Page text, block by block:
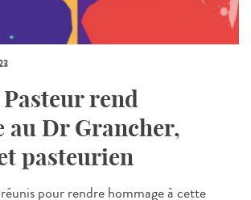
rend
au Dr Grancher,
pasteurien
pour rendre hommage à cette